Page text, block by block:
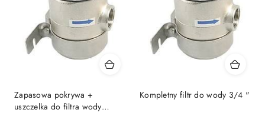
Zapasowa pokrywa +
uszczelka do filtra wody
Kompletny filtr do wody 3/4 "